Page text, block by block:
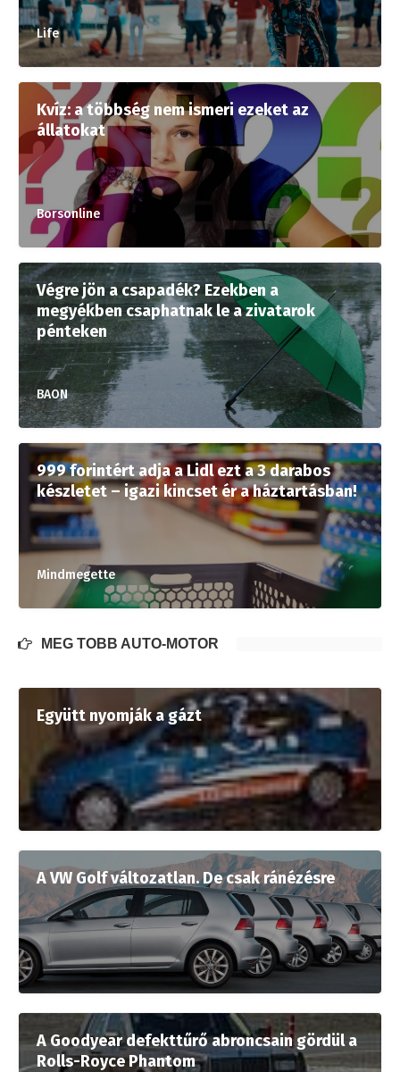
Life
Kvíz: a többség nem ismeri ezeket az
állatokat
Borsonline
Végre jön a csapadék? Ezekben a
megyékben csaphatnak le a zivatarok
pénteken
BAON
999 forintért adja a Lidl ezt a 3 darabos
készletet – igazi kincset ér a háztartásban!
Mindmegette
MÉG TÖBB AUTÓ-MOTOR
Együtt nyomják a gázt
A VW Golf változatlan. De csak ránézésre
A Goodyear defekttűrő abroncsain gördül a
Rolls-Royce Phantom